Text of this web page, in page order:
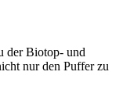
der Biotop- und
nur den Puffer zu